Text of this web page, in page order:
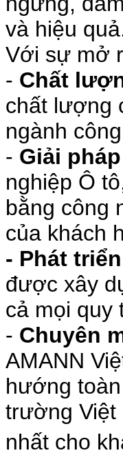
và hiệu
Với sự mở
- Chất
chất lượng
ngành
- Giải
nghiệp Ô
bằng công
của khách
- Phát
được xây
cả mọi quy
- Chuyên
AMANN
hướng
trường Việt
nhất cho